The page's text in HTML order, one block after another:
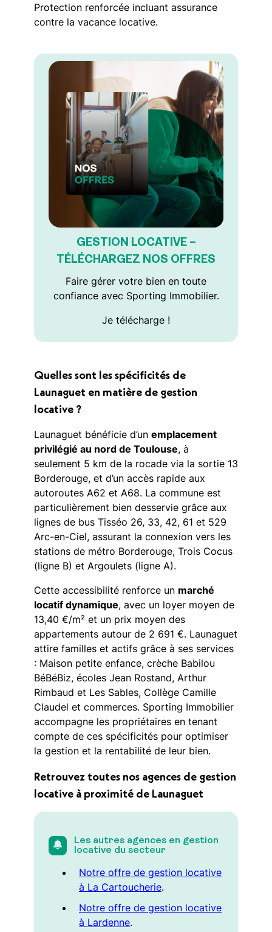
Protection renforcée incluant assurance
contre la vacance locative.
GESTION LOCATIVE –
TÉLÉCHARGEZ NOS OFFRES
Faire gérer votre bien en toute
confiance avec Sporting Immobilier.
Je télécharge !
Quelles sont les spécificités de
Launaguet en matière de gestion
locative ?
Launaguet bénéficie d’un emplacement
privilégié au nord de Toulouse, à
seulement 5 km de la rocade via la sortie 13
Borderouge, et d’un accès rapide aux
autoroutes A62 et A68. La commune est
particulièrement bien desservie grâce aux
lignes de bus Tisséo 26, 33, 42, 61 et 529
Arc-en-Ciel, assurant la connexion vers les
stations de métro Borderouge, Trois Cocus
(ligne B) et Argoulets (ligne A).
Cette accessibilité renforce un marché
locatif dynamique, avec un loyer moyen de
13,40 €/m² et un prix moyen des
appartements autour de 2 691 €. Launaguet
attire familles et actifs grâce à ses services
: Maison petite enfance, crèche Babilou
BéBéBiz, écoles Jean Rostand, Arthur
Rimbaud et Les Sables, Collège Camille
Claudel et commerces. Sporting Immobilier
accompagne les propriétaires en tenant
compte de ces spécificités pour optimiser
la gestion et la rentabilité de leur bien.
Retrouvez toutes nos agences de gestion
locative à proximité de Launaguet
Les autres agences en gestion
locative du secteur
Notre offre de gestion locative
à La Cartoucherie.
Notre offre de gestion locative
à Lardenne.